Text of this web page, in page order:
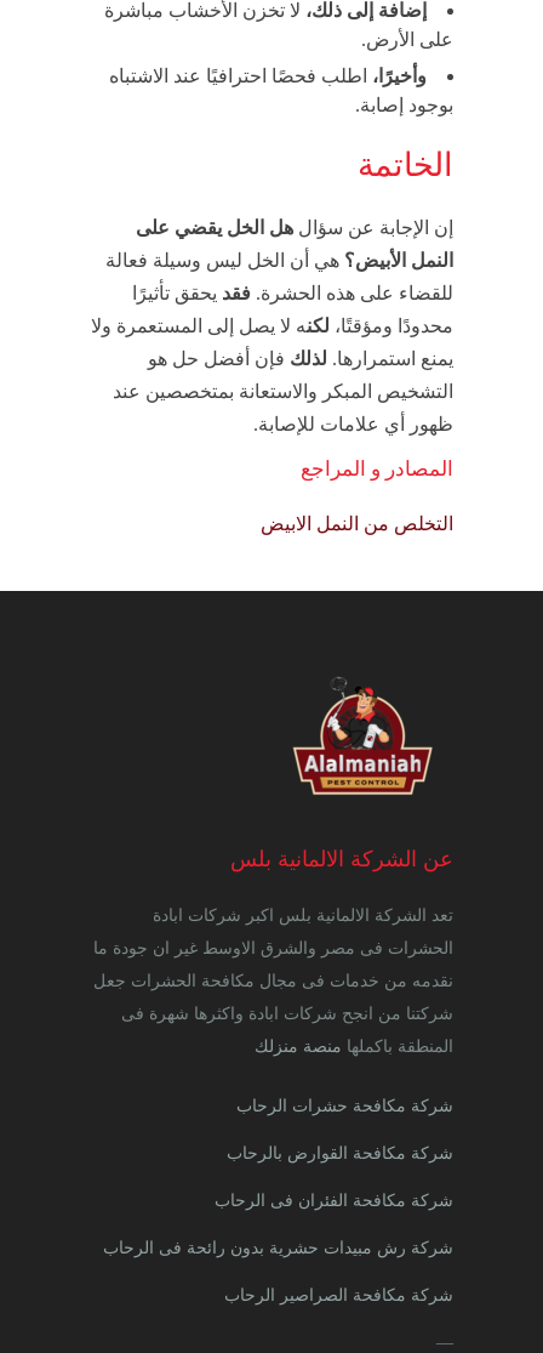
إضافة إلى ذلك، لا تخزن الأخشاب مباشرة
على الأرض.
وأخيرًا، اطلب فحصًا احترافيًا عند الاشتباه
بوجود إصابة.
الخاتمة
إن الإجابة عن سؤال هل الخل يقضي على
النمل الأبيض؟ هي أن الخل ليس وسيلة فعالة
للقضاء على هذه الحشرة. فقد يحقق تأثيرًا
محدودًا ومؤقتًا، لكنه لا يصل إلى المستعمرة ولا
يمنع استمرارها. لذلك فإن أفضل حل هو
التشخيص المبكر والاستعانة بمتخصصين عند
ظهور أي علامات للإصابة.
المصادر و المراجع
التخلص من النمل الابيض
عن الشركة الالمانية بلس
تعد الشركة الالمانية بلس اكبر شركات ابادة
الحشرات فى مصر والشرق الاوسط غير ان جودة ما
نقدمه من خدمات فى مجال مكافحة الحشرات جعل
شركتنا من انجح شركات ابادة واكثرها شهرة فى
المنطقة باكملها منصة منزلك
شركة مكافحة حشرات الرحاب
شركة مكافحة القوارض بالرحاب
شركة مكافحة الفئران فى الرحاب
شركة رش مبيدات حشرية بدون رائحة فى الرحاب
شركة مكافحة الصراصير الرحاب
—